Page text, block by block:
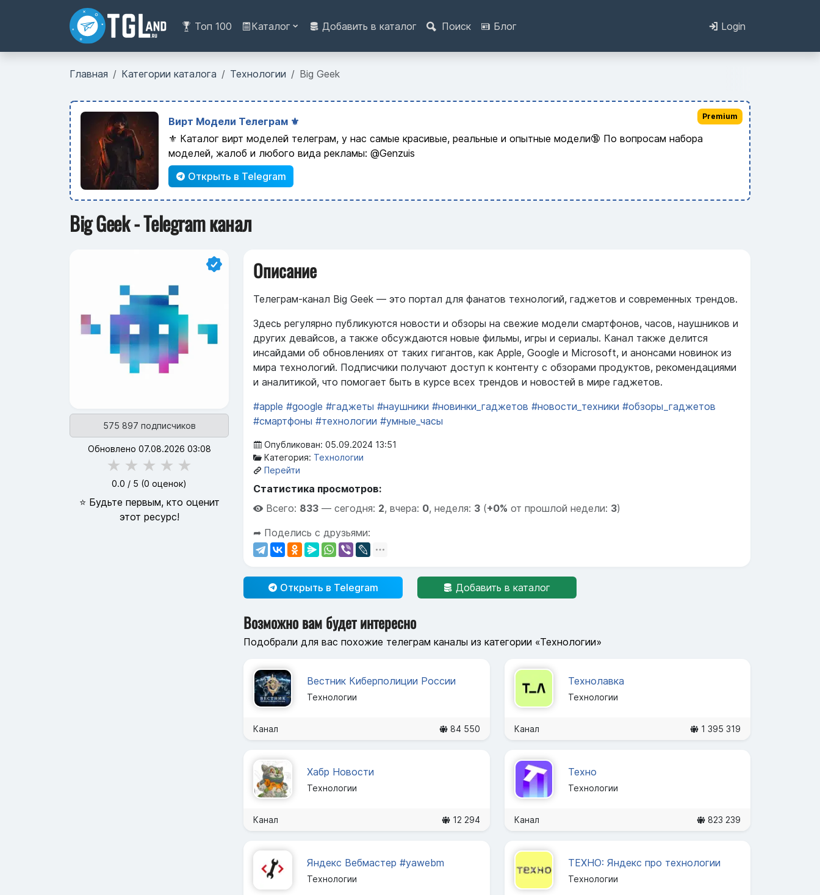
Топ 100 Каталог Добавить в каталог Поиск Блог Login
Главная Категории каталога Технологии Big Geek
Вирт Модели Телеграм ⚜️
⚜️ Каталог вирт моделей телеграм, у нас самые красивые, реальные и опытные модели🔞 По вопросам набора
моделей, жалоб и любого вида рекламы: @Genzuis
Открыть в Telegram
Premium
Big Geek - Telegram канал
575 897 подписчиков
Обновлено 07.08.2026 03:08
★ ★ ★ ★ ★
0.0 / 5 (0 оценок)
⭐ Будьте первым, кто оценит
этот ресурс!
Описание
Телеграм-канал Big Geek — это портал для фанатов технологий, гаджетов и современных трендов.
Здесь регулярно публикуются новости и обзоры на свежие модели смартфонов, часов, наушников и
других девайсов, а также обсуждаются новые фильмы, игры и сериалы. Канал также делится
инсайдами об обновлениях от таких гигантов, как Apple, Google и Microsoft, и анонсами новинок из
мира технологий. Подписчики получают доступ к контенту с обзорами продуктов, рекомендациями
и аналитикой, что помогает быть в курсе всех трендов и новостей в мире гаджетов.
#apple #google #гаджеты #наушники #новинки_гаджетов #новости_техники #обзоры_гаджетов
#смартфоны #технологии #умные_часы
Опубликован: 05.09.2024 13:51
Категория: Технологии
Перейти
Статистика просмотров:
Всего: 833 — сегодня: 2, вчера: 0, неделя: 3 (+0% от прошлой недели: 3)
➦ Поделись с друзьями:
Открыть в Telegram Добавить в каталог
Возможно вам будет интересно
Подобрали для вас похожие телеграм каналы из категории «Технологии»
Вестник Киберполиции России
Технологии
Канал 84 550
Технолавка
Технологии
Канал 1 395 319
Хабр Новости
Технологии
Канал 12 294
Техно
Технологии
Канал 823 239
Яндекс Вебмастер #yawebm
Технологии
ТЕХНО: Яндекс про технологии
Технологии